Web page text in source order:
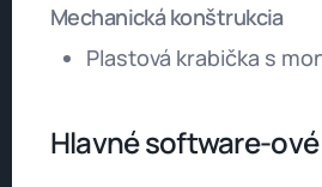
Mechanická konštrukcia
Plastová krabička s
Hlavné software-